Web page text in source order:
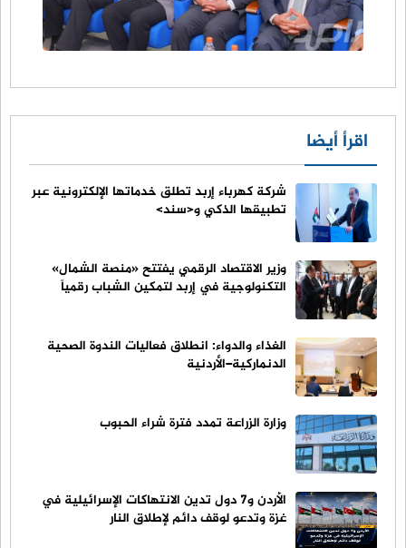
اقرأ أيضا
شركة كهرباء إربد تطلق خدماتها الإلكترونية عبر
تطبيقها الذكي و<سند>
وزير الاقتصاد الرقمي يفتتح «منصة الشمال»
التكنولوجية في إربد لتمكين الشباب رقمياً
الغذاء والدواء: انطلاق فعاليات الندوة الصحية
الدنماركية–الأردنية
وزارة الزراعة تمدد فترة شراء الحبوب
الأردن و7 دول تدين الانتهاكات الإسرائيلية في
غزة وتدعو لوقف دائم لإطلاق النار